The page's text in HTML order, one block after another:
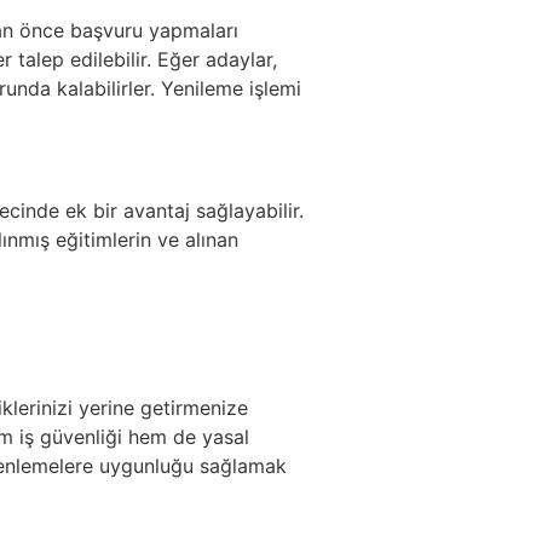
önce başvuru yapmaları
talep edilebilir. Eğer adaylar,
kalabilirler. Yenileme işlemi
ek bir avantaj sağlayabilir.
eğitimlerin ve alınan
yerine getirmenize
iş güvenliği hem de yasal
uygunluğu sağlamak